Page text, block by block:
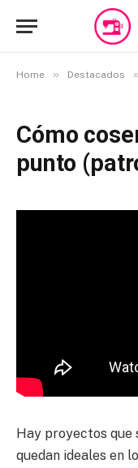
Home » Destacados »
Cómo
punto
Hay proyectos que
quedan ideales en